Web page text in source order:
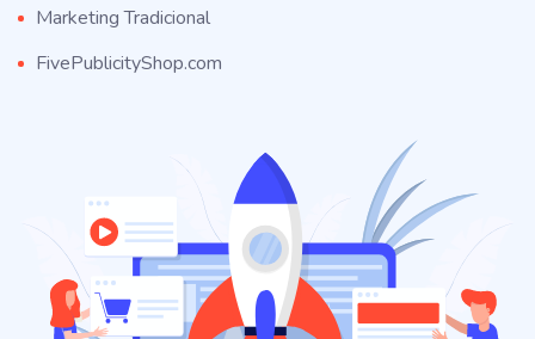
Marketing Tradicional
FivePublicityShop.com